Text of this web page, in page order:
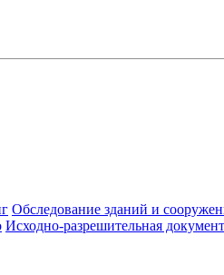
Обследование зданий и
Исходно-разрешительная